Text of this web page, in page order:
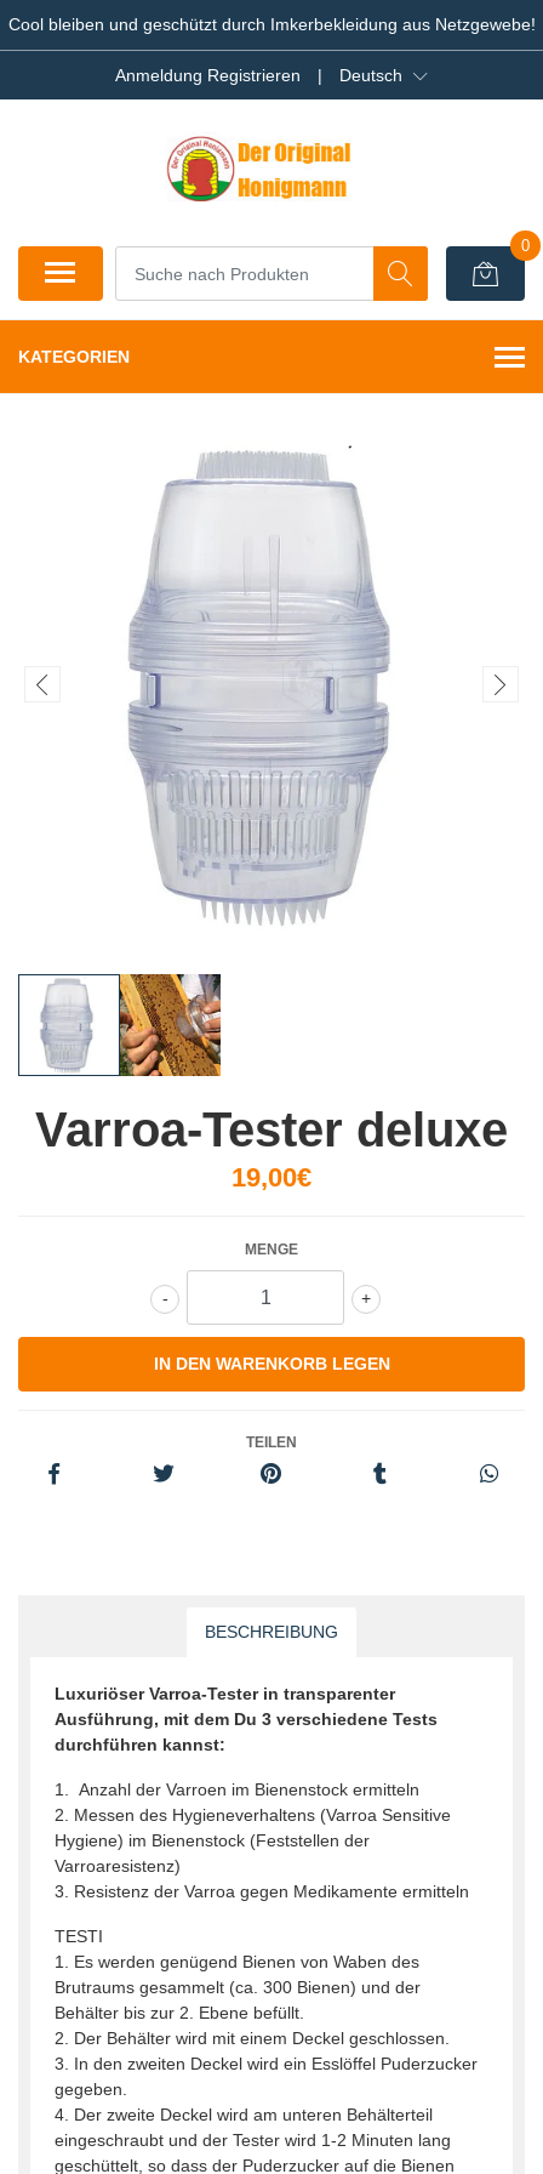
Cool bleiben und geschützt durch Imkerbekleidung aus Netzgewebe!
Anmeldung Registrieren | Deutsch
0
KATEGORIEN
Varroa-Tester deluxe
19,00€
MENGE
+
-
TEILEN
BESCHREIBUNG
Luxuriöser Varroa-Tester in transparenter
Ausführung, mit dem Du 3 verschiedene Tests
durchführen kannst:
1. Anzahl der Varroen im Bienenstock ermitteln
2. Messen des Hygieneverhaltens (Varroa Sensitive
Hygiene) im Bienenstock (Feststellen der
Varroaresistenz)
3. Resistenz der Varroa gegen Medikamente ermitteln
TESTI
1. Es werden genügend Bienen von Waben des
Brutraums gesammelt (ca. 300 Bienen) und der
Behälter bis zur 2. Ebene befüllt.
2. Der Behälter wird mit einem Deckel geschlossen.
3. In den zweiten Deckel wird ein Esslöffel Puderzucker
gegeben.
4. Der zweite Deckel wird am unteren Behälterteil
eingeschraubt und der Tester wird 1-2 Minuten lang
geschüttelt, so dass der Puderzucker auf die Bienen